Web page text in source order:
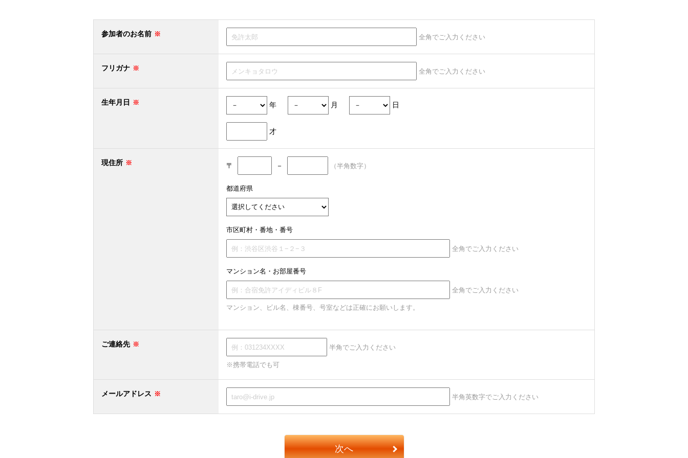
参加者のお名前 全角でご入力ください
フリガナ 全角でご入力ください
生年月日 年 月 日
才
現住所 〒 － （半角数字）
都道府県
市区町村・番地・番号
全角でご入力ください
マンション名・お部屋番号
全角でご入力ください
マンション、ビル名、棟番号、号室などは正確にお願いします。
ご連絡先 半角でご入力ください
※携帯電話でも可
メールアドレス 半角英数字でご入力ください
次へ